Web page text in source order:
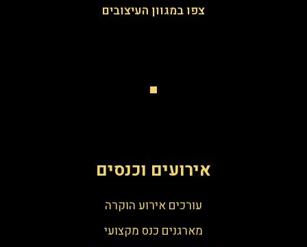
צפו במגוון העיצובים
אירועים וכנסים
עורכים אירוע הוקרה
מארגנים כנס מקצועי